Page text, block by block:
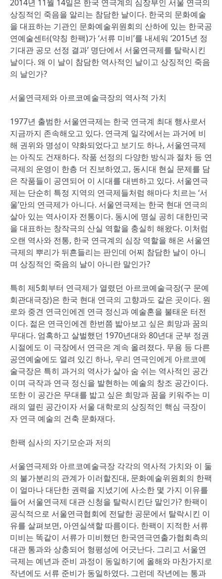
2014년 11월 14일은 한국 연극계의 심장부인 서울 연극의
상징적인 죽음을 알리는 참담한 날이다. 한국의 문화예술
을 대표하는 기관인 문화예술위원회의 산하에 있는 한국공
연예술센터(약칭 한팩)가 ‘서류 미비’를 내세워 ‘2015년 정
기대관 공모 선정 결과’ 명단에서 서울연극제를 탈락시킨
날이다. 왜 이 날이 참담한 역사적인 날이고 상징적인 죽음
의 날인가?
서울연극제와 아르코예술극장의 역사적 가치
1977년 출범한 서울연극제는 한국 연극계 최대 행사로서
지금까지 존속해오고 있다. 연극계 일각에서는 과거에 비
해 권위와 명성이 약화되었다고 보기도 하나, 서울연극제
는 아직도 건재하다. 작품 선정의 다양한 방식과 절차 등 연
극제의 운영이 한층 더 진보하였고, 동시대 현실 문제를 담
은 작품들이 공연되어 이 시대를 대변하고 있다. 서울연극
제는 단순히 특정 지역의 연극제들처럼 해마다 치르는 ‘서
울’만의 연극제가 아니다. 서울연극제는 한국 현대 연극의
살아 있는 역사이자 전통이다. 동시에 명실 공히 대한민국
을 대표하는 창작극의 산실 역할을 충실히 해왔다. 이처럼
오랜 역사와 전통, 한국 연극계의 심장 역할을 해온 서울연
극제의 뿌리가 뒤흔들리는 판인데 어찌 참담한 날이 아니
며 상징적인 죽음의 날이 아니란 말인가?
특히 제5회부터 연극제가 열렸던 아르코예술극장(구 문예
회관대극장)은 한국 현대 연극의 고향과도 같은 곳이다. 원
로와 중견 연극인에겐 연극 정신과 예술혼을 불태운 터전
이다. 젊은 연극인에겐 한번쯤 밟아보고 싶은 희망과 꿈의
무대다. 엄혹하고 살벌했던 1970년대와 80년대 군부 정권
시절에도 이 극장에서 연극은 계속 올려졌다. 무용 등 다른
공연예술에도 열려 있긴 하나, 우리 연극인에게 아르코예
술극장은 특히 과거의 역사가 살아 숨 쉬는 역사적인 공간
이며 극작과 연극 정신을 발현하는 예술의 창조 공간이다.
또한 이 공간은 무대를 밟고 싶은 희망과 꿈을 키워주는 미
래의 열린 공간이자 서울 대학로의 상징적인 핵심 극장이
자 연극 예술의 건축 문화재다.
한팩 심사의 자기모순과 저의
서울연극제와 아르코예술극장 각각의 역사적 가치와 이 둘
의 불가분리의 관계가 이러할진대, 문화예술위원회의 한팩
이 얼마나 대단한 권력을 지녔기에 사소한 몇 가지 이유를
들어 서울연극제 대관 신청을 탈락시킨단 말인가? 한팩이
공식적으로 서울연극협회에 전달한 공문에서 탈락시킨 이
유를 살펴보면, 아연실색할 따름이다. 한팩이 지적한 서류
미비는 똑같이 서류가 미비했던 한국연극연출가협회측의
대관 통과와 상충되어 형평성에 어긋난다. 그리고 서울연
극제는 예년과 준비 과정이 동일하기에 올해와 마찬가지로
작년에도 서류 준비가 동일하였다. 그런데 작년에는 통과